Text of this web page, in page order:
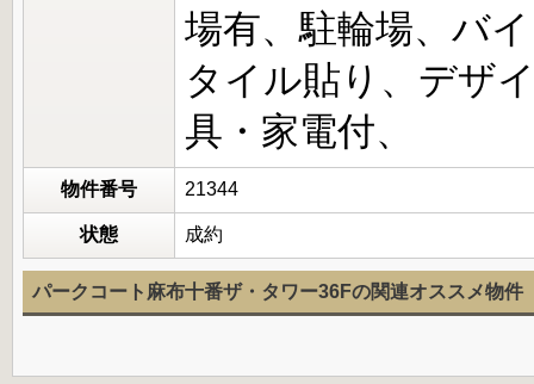
場有、駐輪場、バ
タイル貼り、デザ
具・家電付、
物件番号 21344
状態 成約
パークコート麻布十番ザ・タワー36Fの関連オススメ物件